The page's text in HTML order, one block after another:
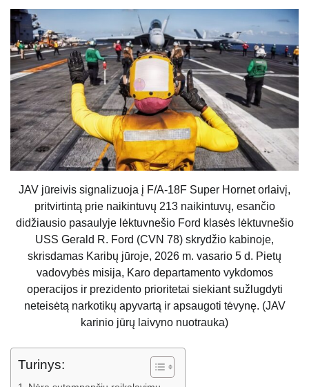
JAV jūreivis signalizuoja į F/A-18F Super Hornet orlaivį,
pritvirtintą prie naikintuvų 213 naikintuvų, esančio
didžiausio pasaulyje lėktuvnešio Ford klasės lėktuvnešio
USS Gerald R. Ford (CVN 78) skrydžio kabinoje,
skrisdamas Karibų jūroje, 2026 m. vasario 5 d. Pietų
vadovybės misija, Karo departamento vykdomos
operacijos ir prezidento prioritetai siekiant sužlugdyti
neteisėtą narkotikų apyvartą ir apsaugoti tėvynę. (JAV
karinio jūrų laivyno nuotrauka)
Turinys: